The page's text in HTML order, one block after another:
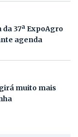
37ª ExpoAgro
agenda
muito mais